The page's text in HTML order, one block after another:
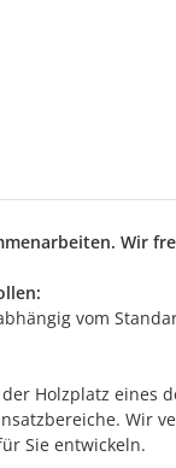
Wir
vom
Holzplatz
Wir
Sie entwickeln.